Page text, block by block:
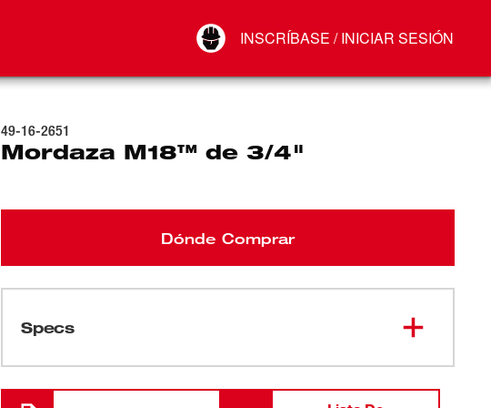
INSCRÍBASE / INICIAR SESIÓN
Conectar
49-16-2651
Mordaza M18™ de 3/4"
Dónde Comprar
Specs
Cargando